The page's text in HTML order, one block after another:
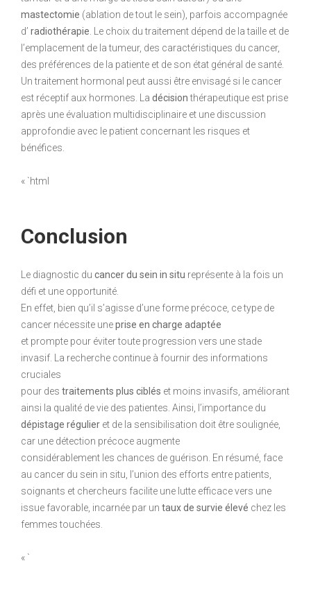
mastectomie (ablation de tout le sein), parfois accompagnée
d’ radiothérapie. Le choix du traitement dépend de la taille et de
l’emplacement de la tumeur, des caractéristiques du cancer,
des préférences de la patiente et de son état général de santé.
Un traitement hormonal peut aussi être envisagé si le cancer
est réceptif aux hormones. La décisionthérapeutique est prise
après une évaluation multidisciplinaire et une discussion
approfondie avec le patient concernant les risques et
bénéfices.
« `html
Conclusion
Le diagnostic du cancer du sein in situ représente à la fois un
défi et une opportunité.
En effet, bien qu’il s’agisse d’une forme précoce, ce type de
cancer nécessite uneprise en charge adaptée
et prompte pour éviter toute progression vers une stade
invasif. La recherche continue à fournir des informations
cruciales
pour des traitements plus ciblés et moins invasifs, améliorant
ainsi la qualité de vie des patientes. Ainsi, l’importance du
dépistage régulier et de la sensibilisation doit être soulignée,
car une détection précoce augmente
considérablement les chances de guérison. En résumé, face
au cancer du sein in situ, l’union des efforts entre patients,
soignants et chercheurs facilite une lutte efficace vers une
issue favorable, incarnée par un taux de survie élevé chez les
femmes touchées.
« `